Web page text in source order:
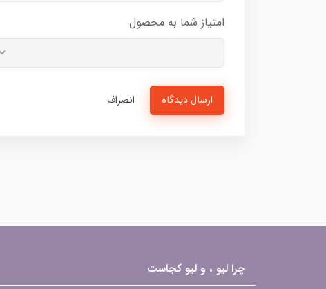
امتیاز شما به محصول
ارسال دیدگاه انصراف
چرا لیو ، و لیو کجاست